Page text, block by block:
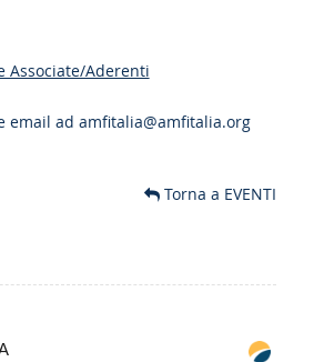
Associate/Aderenti
email ad amfitalia@amfitalia.org
Torna a EVENTI